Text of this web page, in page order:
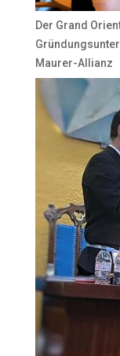
Der Grand
Maurer-Allianz